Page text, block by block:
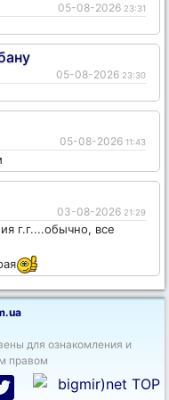
05-08-2026 23:31
05-08-2026 23:30
05-08-2026 11:43
03-08-2026 21:29
г.г....обычно, все
для ознакомления и
правом